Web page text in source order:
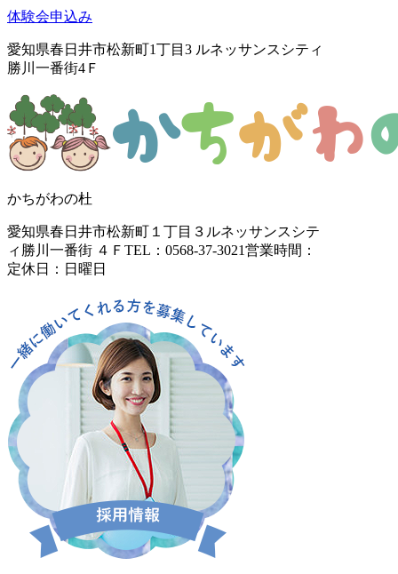
体験会申込み
愛知県春日井市松新町1丁目3 ルネッサンスシティ
勝川一番街4Ｆ
かちがわの杜
愛知県春日井市松新町１丁目３ ルネッサンスシテ
ィ勝川一番街 ４Ｆ TEL：0568-37-3021営業時間：
定休日：日曜日